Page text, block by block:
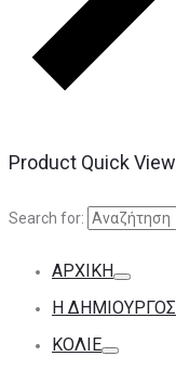
Product Quick View
Search for:
ΑΡΧΙΚΉ
Η ΔΗΜΙΟΥΡΓΌΣ
ΚΟΛΙΈ